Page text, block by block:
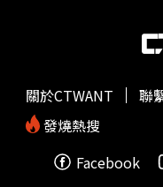
關於CTWANT 聯
發燒熱搜
Facebook